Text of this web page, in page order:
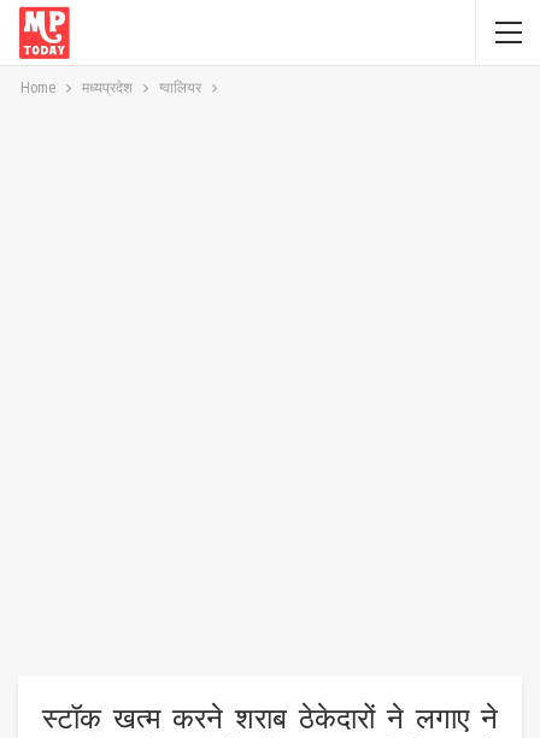
Home मध्यप्रदेश ग्वालियर
स्टॉक खत्म करने शराब ठेकेदारों ने लगाए ने